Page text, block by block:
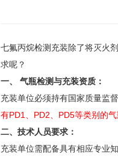
七氟丙烷检测充装除了将灭火
求呢？
一、 气瓶检测与充装资质：
充装单位必须持有国家质量监
有PD1、PD2、PD5等类别的
二、技术人员要求：
充装单位需配备具有相应专业